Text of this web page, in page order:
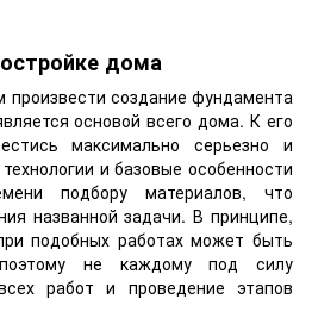
дома
произвести создание фундамента
основой всего дома. К его
максимально серьезно и
и базовые особенности
подбору материалов, что
названной задачи. В принципе,
подобных работах может быть
не каждому под силу
работ и проведение этапов